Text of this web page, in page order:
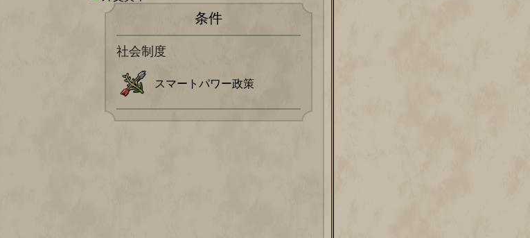
条件
社会制度
スマートパワー政策